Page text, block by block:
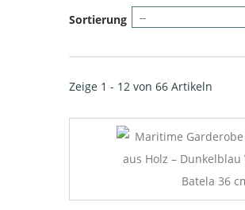
Sortierung
Zeige 1 - 12 von 66 Artikeln